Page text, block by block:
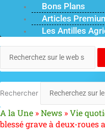
Bons Plans
Articles
Les Antilles
Rechercher
A la Une »News »Vie
blessé grave à deux-roues